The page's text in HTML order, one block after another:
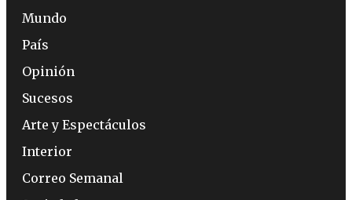
Mundo
País
Opinión
Sucesos
Arte y Espectáculos
Interior
Correo Semanal